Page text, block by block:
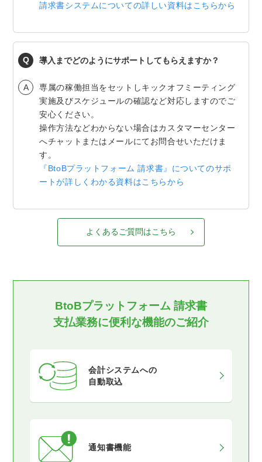
請求書システムについての詳しい資料はこちらから
導入までどのようにサポートしてもらえますか？
専属の稼働担当をセットしキックオフミーティング
実施及びスケジュールの確認など対応しますのでご
安心ください。
操作方法などわからない場合はカスタマーセンター
へチャットまたはメールにてお問合せいただけま
す。
『BtoBプラットフォーム 請求書』についてのサポ
ートが詳しくわかる資料はこちらから
よくあるご質問はこちら
BtoBプラットフォーム 請求書
支払業務に便利な機能のご紹介
会計システムへの
自動取込
通知書機能